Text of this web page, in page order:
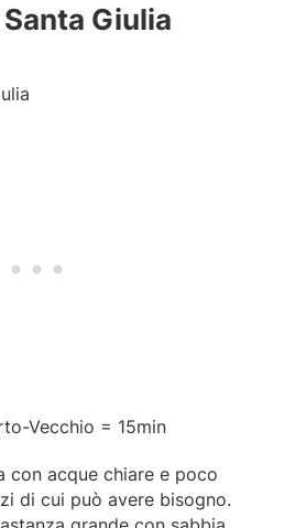
Giulia
Vecchio = 15min
con acque chiare e poco
di cui può avere bisogno.